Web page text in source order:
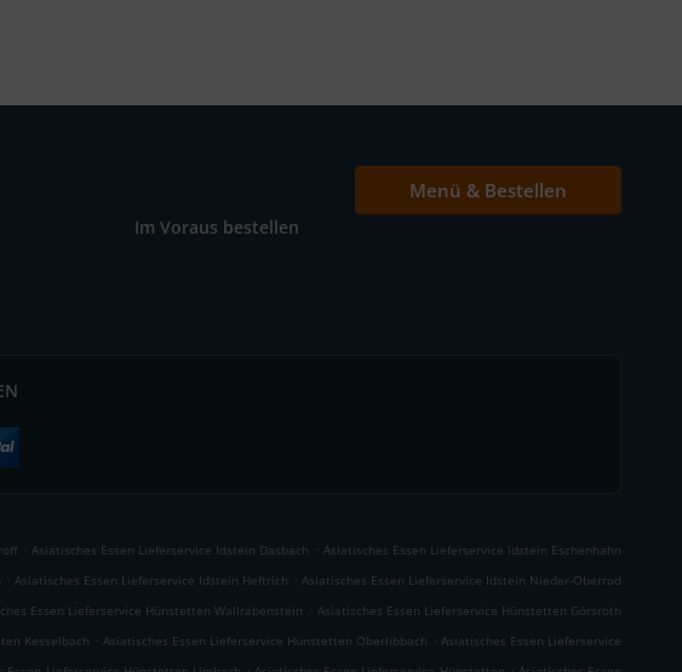
Im Voraus bestellen
Menü & Bestellen
. Asiatisches Essen Lieferservice Idstein Dasbach . Asiatisches Essen Lieferservice Idstein Eschenhahn
. Asiatisches Essen Lieferservice Idstein Heftrich . Asiatisches Essen Lieferservice Idstein Nieder-Oberrod
Essen Lieferservice Hünstetten Wallrabenstein . Asiatisches Essen Lieferservice Hünstetten Görsroth
Kesselbach . Asiatisches Essen Lieferservice Hünstetten Oberlibbach . Asiatisches Essen Lieferservice
. .